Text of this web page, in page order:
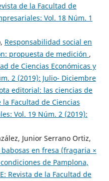
de la Facultad de
Vol. 18 Núm. 1
Responsabilidad social en
propuesta de medición ,
de Ciencias Económicas y
2 (2019): Julio- Diciembre
editorial: las ciencias de
la Facultad de Ciencias
Vol. 19 Núm. 2 (2019):
Junior Serrano Ortiz,
en fresa (fragaria ×
de Pamplona,
Revista de la Facultad de